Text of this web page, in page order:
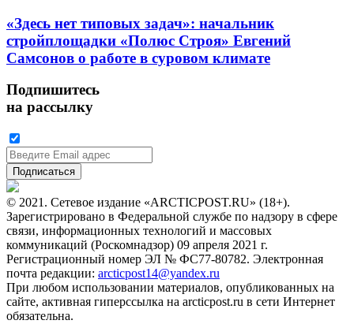
«Здесь нет типовых задач»: начальник
стройплощадки «Полюс Строя» Евгений
Самсонов о работе в суровом климате
Подпишитесь
на рассылку
© 2021. Сетевое издание «ARCTICPOST.RU» (18+).
Зарегистрировано в Федеральной службе по надзору в сфере
связи, информационных технологий и массовых
коммуникаций (Роскомнадзор) 09 апреля 2021 г.
Регистрационный номер ЭЛ № ФС77-80782. Электронная
почта редакции: arcticpost14@yandex.ru
При любом использовании материалов, опубликованных на
сайте, активная гиперссылка на arcticpost.ru в сети Интернет
обязательна.